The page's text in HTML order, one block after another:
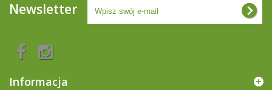
Newsletter
Informacja